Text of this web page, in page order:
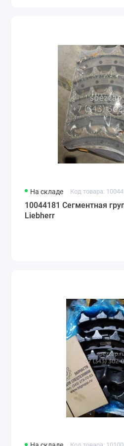
На складе Код товара:
10044181 Сегментная
Liebherr